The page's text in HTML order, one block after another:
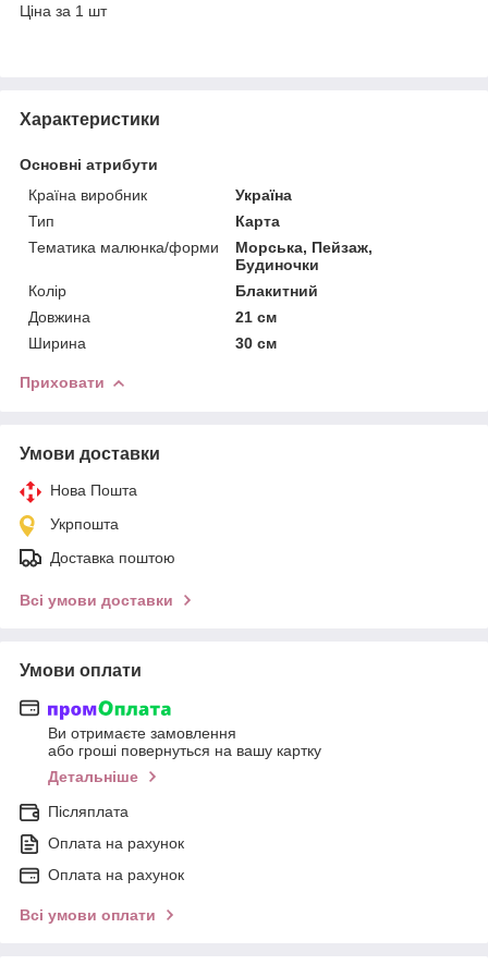
Ціна за 1 шт
Характеристики
Основні атрибути
Країна виробник
Україна
Тип
Карта
Тематика малюнка/форми
Морська, Пейзаж,
Будиночки
Колір
Блакитний
Довжина
21 см
Ширина
30 см
Приховати
Умови доставки
Нова Пошта
Укрпошта
Доставка поштою
Всі умови доставки
Умови оплати
Ви отримаєте замовлення
або гроші повернуться на вашу картку
Детальніше
Післяплата
Оплата на рахунок
Оплата на рахунок
Всі умови оплати